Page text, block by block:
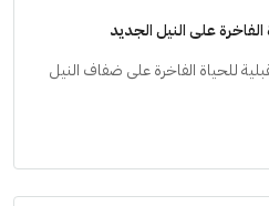
على النيل الجديد
للحياة الفاخرة على ضفاف النيل